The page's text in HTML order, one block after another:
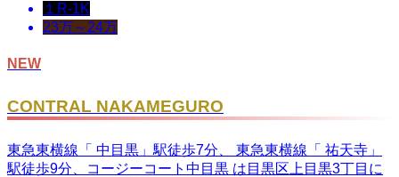
１R-1K
23万～24万
NEW
CONTRAL NAKAMEGURO
東急東横線「 中目黒」駅徒歩7分、 東急東横線「 祐天寺」
駅徒歩9分、コージーコート中目黒 は目黒区上目黒3丁目に